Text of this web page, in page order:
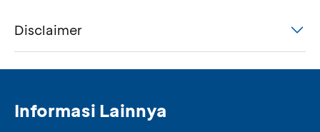
Disclaimer
Informasi Lainnya